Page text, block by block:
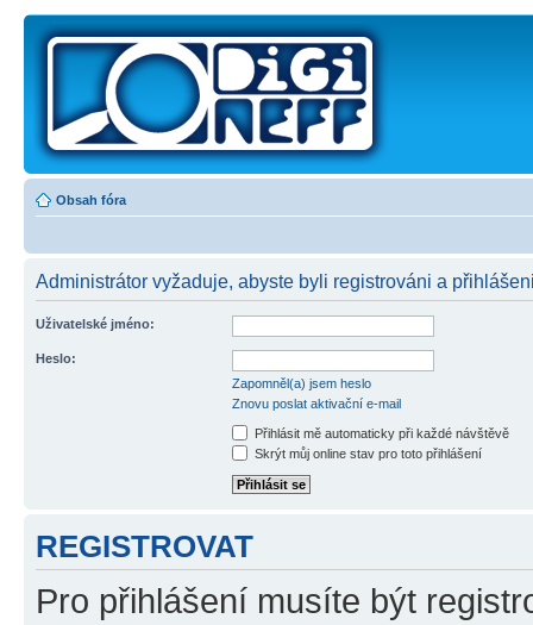
Obsah fóra
Administrátor vyžaduje, abyste byli registrováni a
Uživatelské jméno:
Heslo:
Zapomněl(a) jsem heslo
Znovu poslat aktivační e-mail
Přihlásit mě automaticky při každé návštěvě
Skrýt můj online stav pro toto přihlášení
REGISTROVAT
Pro přihlášení musíte být